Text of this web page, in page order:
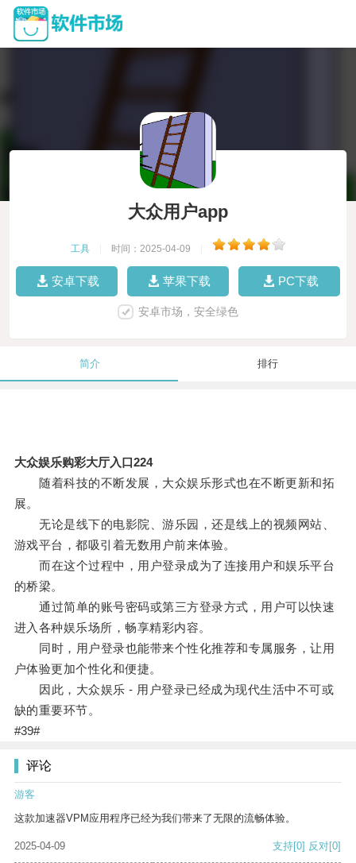
大众用户app
工具 时间：2025-04-09
安卓下载 苹果下载 PC下载
安卓市场，安全绿色
简介 排行
大众娱乐购彩大厅入口224
随着科技的不断发展，大众娱乐形式也在不断更新和拓
展。
无论是线下的电影院、游乐园，还是线上的视频网站、
游戏平台，都吸引着无数用户前来体验。
而在这个过程中，用户登录成为了连接用户和娱乐平台
的桥梁。
通过简单的账号密码或第三方登录方式，用户可以快速
进入各种娱乐场所，畅享精彩内容。
同时，用户登录也能带来个性化推荐和专属服务，让用
户体验更加个性化和便捷。
因此，大众娱乐 - 用户登录已经成为现代生活中不可或
缺的重要环节。
#39#
评论
游客
这款加速器VPM应用程序已经为我们带来了无限的流畅体验。
2025-04-09 支持[0] 反对[0]